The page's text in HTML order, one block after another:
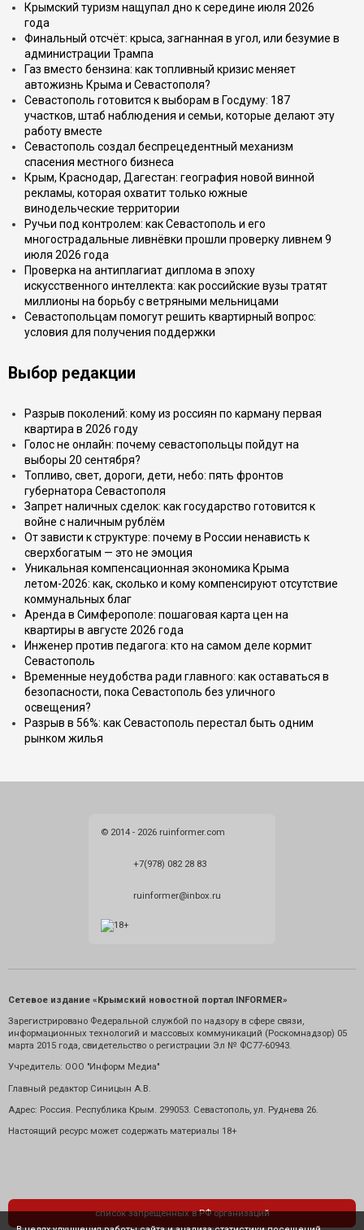
Крымский туризм нащупал дно к середине июля 2026
года
Финальный отсчёт: крыса, загнанная в угол, или безумие в
администрации Трампа
Газ вместо бензина: как топливный кризис меняет
автожизнь Крыма и Севастополя?
Севастополь готовится к выборам в Госдуму: 187
участков, штаб наблюдения и семьи, которые делают эту
работу вместе
Севастополь создал беспрецедентный механизм
спасения местного бизнеса
Крым, Краснодар, Дагестан: география новой винной
рекламы, которая охватит только южные
винодельческие территории
Ручьи под контролем: как Севастополь и его
многострадальные ливнёвки прошли проверку ливнем 9
июля 2026 года
Проверка на антиплагиат диплома в эпоху
искусственного интеллекта: как российские вузы тратят
миллионы на борьбу с ветряными мельницами
Севастопольцам помогут решить квартирный вопрос:
условия для получения поддержки
Выбор редакции
Разрыв поколений: кому из россиян по карману первая
квартира в 2026 году
Голос не онлайн: почему севастопольцы пойдут на
выборы 20 сентября?
Топливо, свет, дороги, дети, небо: пять фронтов
губернатора Севастополя
Запрет наличных сделок: как государство готовится к
войне с наличным рублём
От зависти к структуре: почему в России ненависть к
сверхбогатым — это не эмоция
Уникальная компенсационная экономика Крыма
летом-2026: как, сколько и кому компенсируют отсутствие
коммунальных благ
Аренда в Симферополе: пошаговая карта цен на
квартиры в августе 2026 года
Инженер против педагога: кто на самом деле кормит
Севастополь
Временные неудобства ради главного: как оставаться в
безопасности, пока Севастополь без уличного
освещения?
Разрыв в 56%: как Севастополь перестал быть одним
рынком жилья
© 2014 - 2026 ruinformer.com
+7(978) 082 28 83
ruinformer@inbox.ru
Сетевое издание «Крымский новостной портал INFORMER»
Зарегистрировано Федеральной службой по надзору в сфере связи,
информационных технологий и массовых коммуникаций (Роскомнадзор) 05
марта 2015 года, свидетельство о регистрации Эл № ФС77-60943.
Учредитель: ООО "Информ Медиа"
Главный редактор Синицын А.В.
Адрес: Россия. Республика Крым. 299053. Севастополь, ул. Руднева 26.
Настоящий ресурс может содержать материалы 18+
список запрещенных в РФ организаций